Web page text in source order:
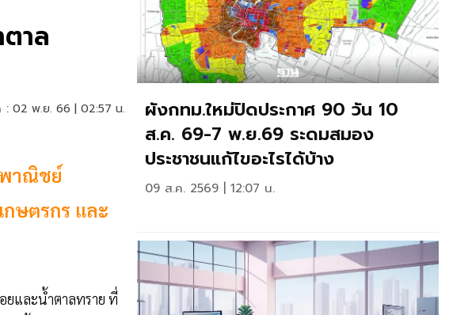
าล
: 02 พ.ย. 66 | 02:57 น.
พาณิชย์
ษตรกร และ
ยและน้ำตาลทราย ที่
ผังกทม.ใหม่ปิดประกาศ 90 วัน 10
ส.ค. 69-7 พ.ย.69 ระดมสมอง
ประชาชนแก้ไขอะไรได้บ้าง
09 ส.ค. 2569 | 12:07 น.